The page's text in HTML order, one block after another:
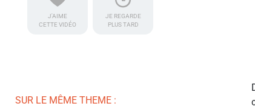
J'AIME
CETTE VIDÉO
JE REGARDE
PLUS TARD
SUR LE MÊME THEME :